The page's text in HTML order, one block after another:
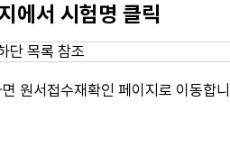
에서 시험명 클릭
원서접수재확인 페이지로 이동합